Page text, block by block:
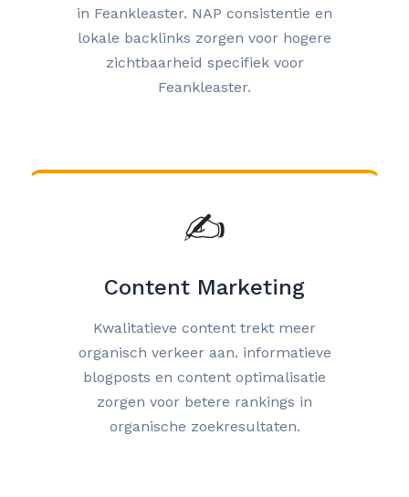
in Feankleaster. NAP consistentie en
lokale backlinks zorgen voor hogere
zichtbaarheid specifiek voor
Feankleaster.
✍️
Content Marketing
Kwalitatieve content trekt meer
organisch verkeer aan. informatieve
blogposts en content optimalisatie
zorgen voor betere rankings in
organische zoekresultaten.